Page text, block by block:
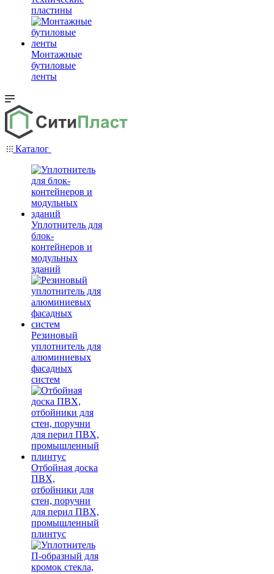
пластины
Монтажные
бутиловые
ленты
Каталог
Уплотнитель для
блок-
контейнеров и
модульных
зданий
Резиновый
уплотнитель для
алюминиевых
фасадных
систем
Отбойная доска
ПВХ,
отбойники для
стен, поручни
для перил ПВХ,
промышленный
плинтус